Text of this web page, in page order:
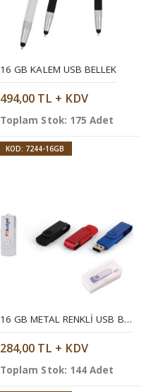
16 GB KALEM USB BELLEK
494,00 TL + KDV
Toplam Stok: 175 Adet
KOD: 7244-16GB
16 GB METAL RENKLI USB BELLEK
284,00 TL + KDV
Toplam Stok: 144 Adet